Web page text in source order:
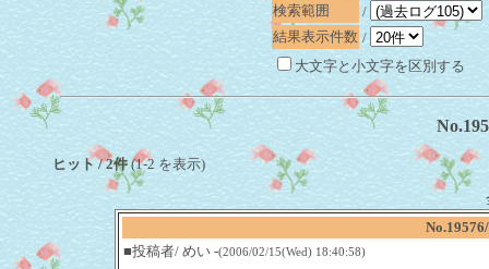
検索範囲
/
結果表示件数 /
大文字と小文字を区別する
ヒット / 2件 (1-2 を表示)
■投稿者/ めい -(2006/02/15(Wed) 18:40:58)